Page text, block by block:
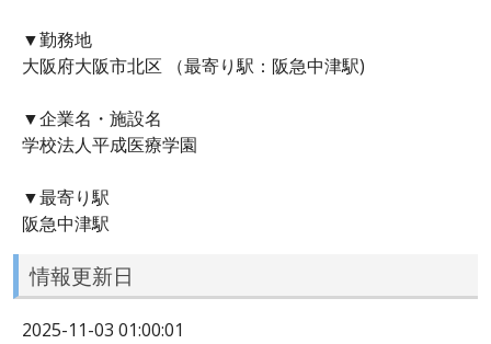
▼勤務地
大阪府大阪市北区 （最寄り駅：阪急中津駅)
▼企業名・施設名
学校法人平成医療学園
▼最寄り駅
阪急中津駅
情報更新日
2025-11-03 01:00:01